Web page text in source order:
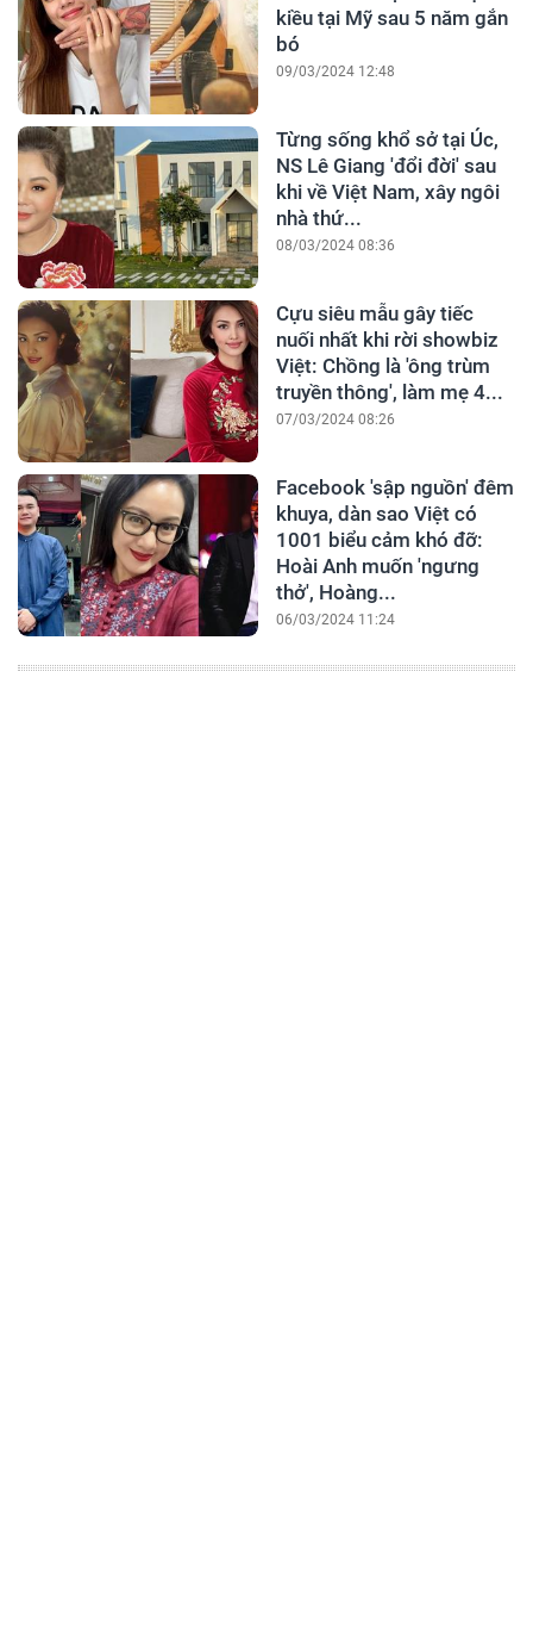
kiều tại Mỹ sau 5 năm gắn
bó
09/03/2024 12:48
Từng sống khổ sở tại Úc,
NS Lê Giang 'đổi đời' sau
khi về Việt Nam, xây ngôi
nhà thứ...
08/03/2024 08:36
Cựu siêu mẫu gây tiếc
nuối nhất khi rời showbiz
Việt: Chồng là 'ông trùm
truyền thông', làm mẹ 4...
07/03/2024 08:26
Facebook 'sập nguồn' đêm
khuya, dàn sao Việt có
1001 biểu cảm khó đỡ:
Hoài Anh muốn 'ngưng
thở', Hoàng...
06/03/2024 11:24